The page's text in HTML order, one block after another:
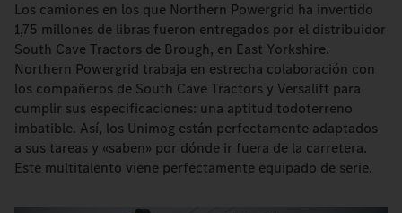
Los camiones en los que Northern Powergrid ha invertido
1,75 millones de libras fueron entregados por el distribuidor
South Cave Tractors de Brough, en East Yorkshire.
Northern Powergrid trabaja en estrecha colaboración con
los compañeros de South Cave Tractors y Versalift para
cumplir sus especificaciones: una aptitud todoterreno
imbatible. Así, los Unimog están perfectamente adaptados
a sus tareas y «saben» por dónde ir fuera de la carretera.
Este multitalento viene perfectamente equipado de serie.